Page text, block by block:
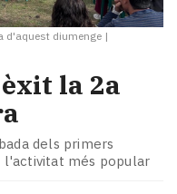
d'aquest diumenge |
la 2a
dels primers
l'activitat més popular